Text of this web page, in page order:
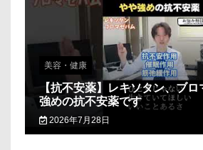
美容・健康
【抗不安薬】レキソタン、ブ
強めの抗不安薬です
2026年7月28日